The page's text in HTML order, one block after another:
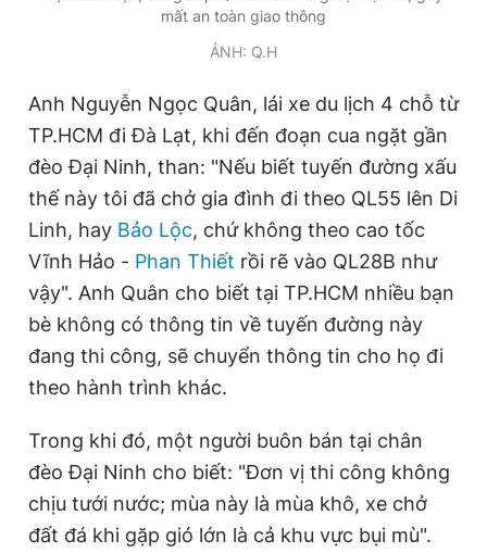
mất an toàn giao thông
ẢNH: Q.H
Anh Nguyễn Ngọc Quân, lái xe du lịch 4 chỗ từ
TP.HCM đi Đà Lạt, khi đến đoạn cua ngặt gần
đèo Đại Ninh, than: "Nếu biết tuyến đường xấu
thế này tôi đã chở gia đình đi theo QL55 lên Di
Linh, hay Bảo Lộc, chứ không theo cao tốc
Vĩnh Hảo - Phan Thiết rồi rẽ vào QL28B như
vậy". Anh Quân cho biết tại TP.HCM nhiều bạn
bè không có thông tin về tuyến đường này
đang thi công, sẽ chuyển thông tin cho họ đi
theo hành trình khác.
Trong khi đó, một người buôn bán tại chân
đèo Đại Ninh cho biết: "Đơn vị thi công không
chịu tưới nước; mùa này là mùa khô, xe chở
đất đá khi gặp gió lớn là cả khu vực bụi mù".